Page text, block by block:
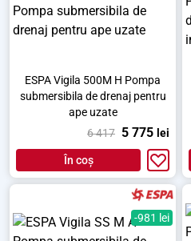
ESPA Vigila 500M H Pompa
submersibila de drenaj pentru
ape uzate
6 417 5 775 lei
În coș
-981 lei